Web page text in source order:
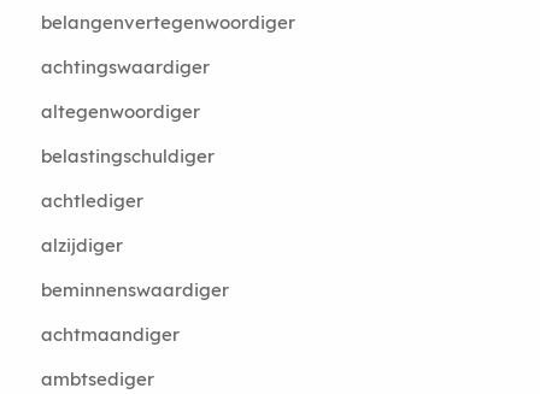
belangenvertegenwoordiger
achtingswaardiger
altegenwoordiger
belastingschuldiger
achtlediger
alzijdiger
beminnenswaardiger
achtmaandiger
ambtsediger